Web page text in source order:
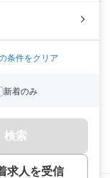
条件をクリア
新着のみ
検索
求人を受信